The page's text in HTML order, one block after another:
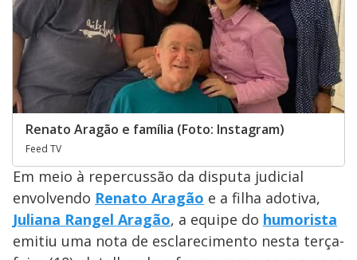
Renato Aragão e família (Foto: Instagram)
Feed TV
Em meio à repercussão da disputa judicial
envolvendo Renato Aragão e a filha adotiva,
Juliana Rangel Aragão, a equipe do humorista
emitiu uma nota de esclarecimento nesta terça-